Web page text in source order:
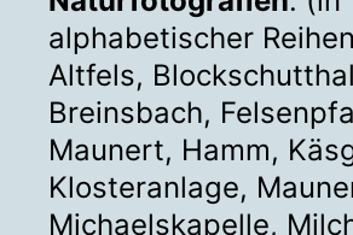
alphabetischer
Altfels,
Breinsbach,
Maunert, Hamm,
Klosteranlage,
Michaelskapelle,